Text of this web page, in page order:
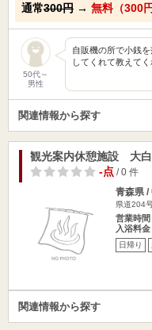
通常300円 → 無料（300
50代～
男性
自販機の所で小銭
してくれて教えて
関連情報から探す
観光案内休憩施設 大
-点/ 0 件
青森県 /
県道204
営業時
入浴料
日帰り
関連情報から探す